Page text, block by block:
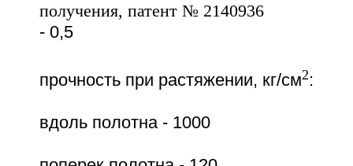
- 0,5
прочность при растяжении, кг/см2:
вдоль полотна - 1000